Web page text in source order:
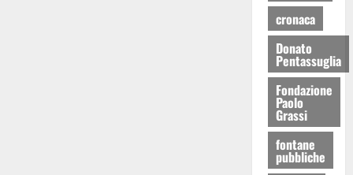
cronaca
Donato
Pentassuglia
Fondazione
Paolo
Grassi
fontane
pubbliche